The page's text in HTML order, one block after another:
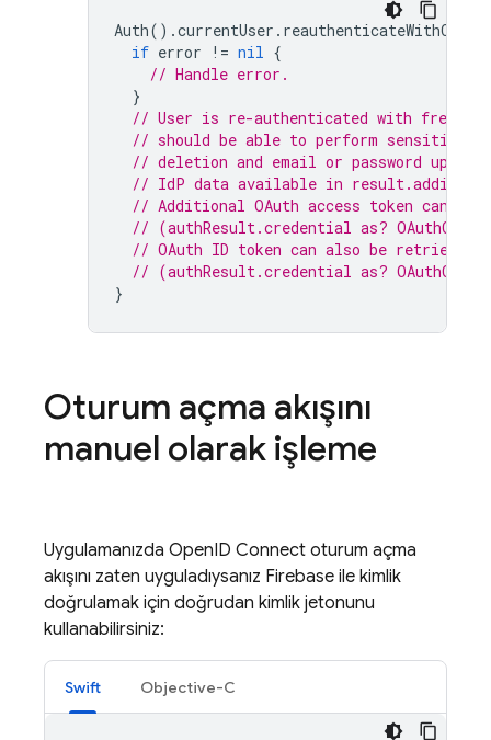
Auth().currentUser .
if error != nil {
// Handle error.
}
// User is re-authenticated with fresh
// should be able to perform sensitive
// deletion and email or password update.
// IdP data available in
// Additional OAuth access token can
// (authResult.credential as?
// OAuth ID token can also be retrieved:
// (authResult.credential as?
}
Oturum açma akışını
manuel olarak işleme
Uygulamanızda OpenID Connect oturum açma
akışını zaten uyguladıysanız Firebase ile kimlik
doğrulamak için doğrudan kimlik jetonunu
kullanabilirsiniz:
Swift Objective-C